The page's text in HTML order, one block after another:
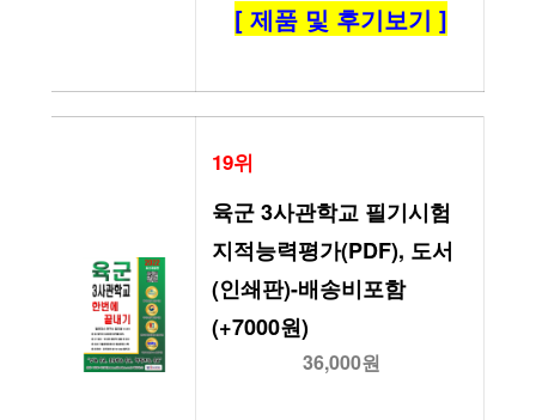
[ 제품 및 후기보기 ]
19위
육군 3사관학교 필기시험
지적능력평가(PDF), 도서
(인쇄판)-배송비포함
(+7000원)
36,000원